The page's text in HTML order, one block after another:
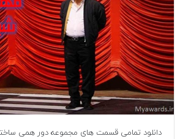
دانلود تمامی قسمت های مجموعه دور همی